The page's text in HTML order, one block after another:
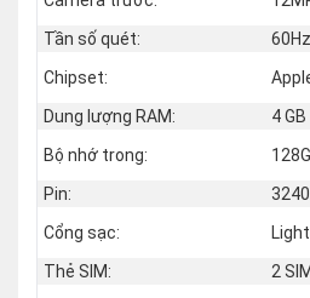
Tần số quét:
60Hz
Chipset:
Dung lượng RAM:
4 GB
Bộ nhớ trong:
Pin:
Cổng sạc:
Thẻ SIM:
2